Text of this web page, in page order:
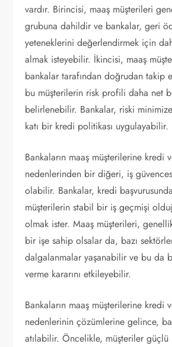
vardır. Birincisi, maaş müşterileri
grubuna dahildir ve bankalar, geri
yeteneklerini değerlendirmek için
almak isteyebilir. İkincisi, maaş
bankalar tarafından doğrudan
bu müşterilerin risk profili daha net
belirlenebilir. Bankalar, riski
katı bir kredi politikası uygulayabilir.
Bankaların maaş müşterilerine kredi
nedenlerinden bir diğeri, iş
olabilir. Bankalar, kredi
müşterilerin stabil bir iş geçmişi
olmak ister. Maaş müşterileri,
bir işe sahip olsalar da, bazı
dalgalanmalar yaşanabilir ve bu da
verme kararını etkileyebilir.
Bankaların maaş müşterilerine kredi
nedenlerinin çözümlerine gelince,
atılabilir. Öncelikle, müşteriler